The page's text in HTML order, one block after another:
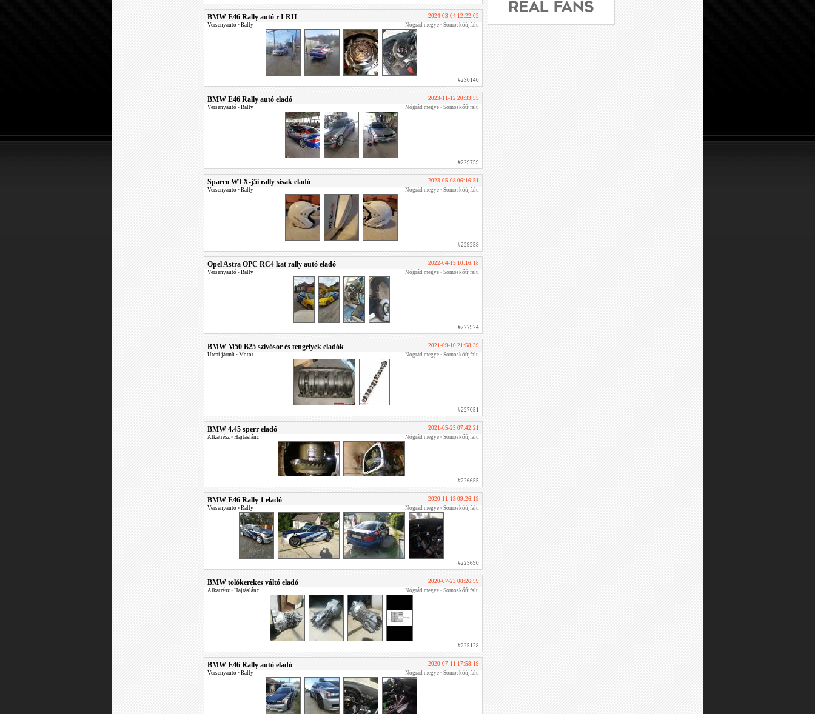
BMW E46 Rally autó r I RII
2024-03-04 12:22:02
Versenyautó • Rally Nógrád megye • Somoskőújfalu
#230140
BMW E46 Rally autó eladó
2023-11-12 20:33:55
Versenyautó • Rally Nógrád megye • Somoskőújfalu
#229759
Sparco WTX-j5i rally sisak eladó
2023-05-08 06:16:51
Versenyautó • Rally Nógrád megye • Somoskőújfalu
#229258
Opel Astra OPC RC4 kat rally autó eladó
2022-04-15 10:16:18
Versenyautó • Rally Nógrád megye • Somoskőújfalu
#227924
BMW M50 B25 szivósor és tengelyek eladók
2021-09-10 21:58:39
Utcai jármű • Motor Nógrád megye • Somoskőújfalu
#227051
BMW 4.45 sperr eladó
2021-05-25 07:42:21
Alkatrész • Hajtáslánc Nógrád megye • Somoskőújfalu
#226655
BMW E46 Rally 1 eladó
2020-11-13 09:26:19
Versenyautó • Rally Nógrád megye • Somoskőújfalu
#225690
BMW tolókerekes váltó eladó
2020-07-23 08:26:59
Alkatrész • Hajtáslánc Nógrád megye • Somoskőújfalu
#225128
BMW E46 Rally autó eladó
2020-07-11 17:58:19
Versenyautó • Rally Nógrád megye • Somoskőújfalu